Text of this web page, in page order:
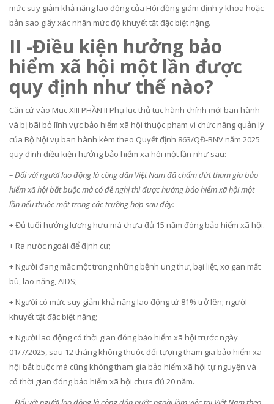
mức suy giảm khả năng lao động của Hội đồng giám định y khoa hoặc
bản sao giấy xác nhận mức độ khuyết tật đặc biệt nặng.
II -Điều kiện hưởng bảo
hiểm xã hội một lần được
quy định như thế nào?
Căn cứ vào Mục XIII PHẦN II Phụ lục thủ tục hành chính mới ban hành
và bị bãi bỏ lĩnh vực bảo hiểm xã hội thuộc phạm vi chức năng quản lý
của Bộ Nội vụ ban hành kèm theo Quyết định 863/QĐ-BNV năm 2025
quy định điều kiện hưởng bảo hiểm xã hội một lần như sau:
– Đối với người lao động là công dân Việt Nam đã chấm dứt tham gia bảo
hiểm xã hội bắt buộc mà có đề nghị thì được hưởng bảo hiểm xã hội một
lần nếu thuộc một trong các trường hợp sau đây:
+ Đủ tuổi hưởng lương hưu mà chưa đủ 15 năm đóng bảo hiểm xã hội.
+ Ra nước ngoài để định cư;
+ Người đang mắc một trong những bệnh ung thư, bại liệt, xơ gan mất
bù, lao nặng, AIDS;
+ Người có mức suy giảm khả năng lao động từ 81% trở lên; người
khuyết tật đặc biệt nặng;
+ Người lao động có thời gian đóng bảo hiểm xã hội trước ngày
01/7/2025, sau 12 tháng không thuộc đối tượng tham gia bảo hiểm xã
hội bắt buộc mà cũng không tham gia bảo hiểm xã hội tự nguyện và
có thời gian đóng bảo hiểm xã hội chưa đủ 20 năm.